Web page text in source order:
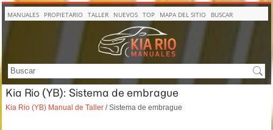
MANUALES PROPIETARIO TALLER NUEVOS TOP MAPA DEL SITIO BUSCAR
Kia Rio (YB): Sistema de embrague
Kia Rio (YB) Manual de Taller / Sistema de embrague